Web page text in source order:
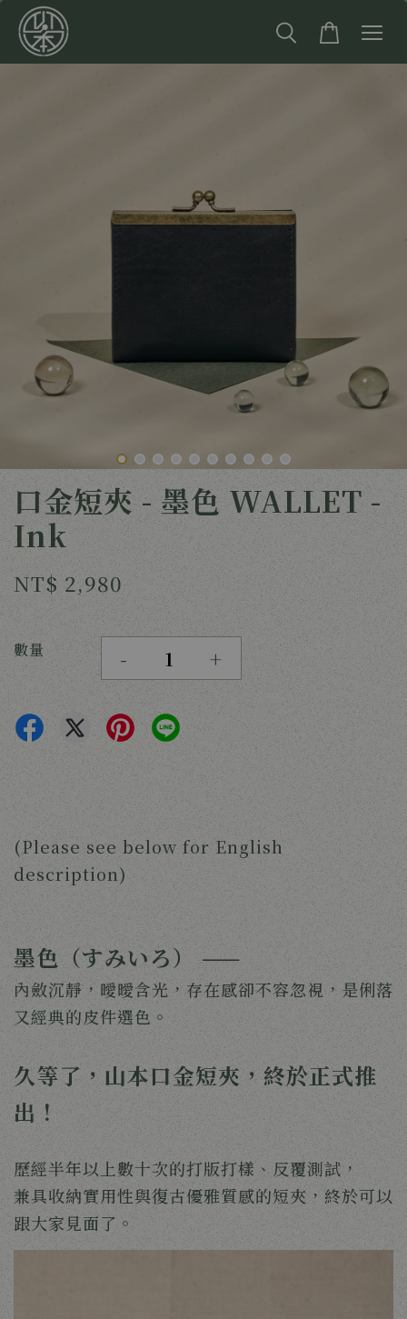
口金短夾 - 墨色 WALLET -
Ink
NT$ 2,980
數量 - +
(Please see below for English
description)
墨色（すみいろ） ——
內斂沉靜，曖曖含光，存在感卻不容忽視，是俐落
又經典的皮件選色。
久等了，山本口金短夾，終於正式推
出！
歷經半年以上數十次的打版打樣、反覆測試，
兼具收納實用性與復古優雅質感的短夾，終於可以
跟大家見面了。